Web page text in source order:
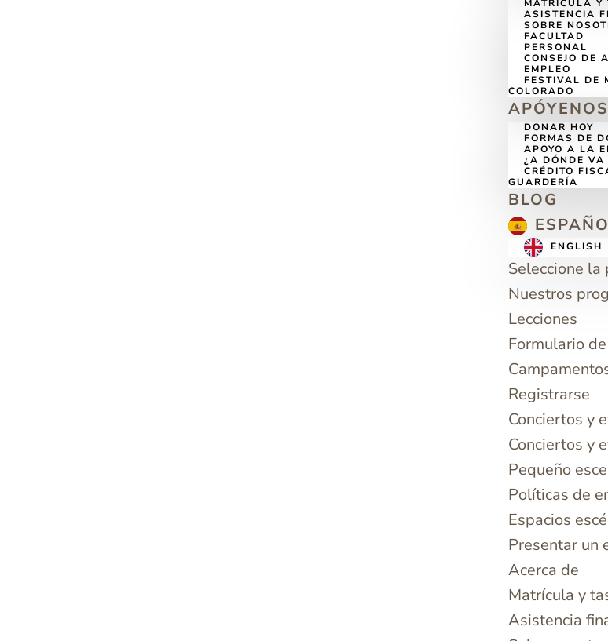
MATRÍCULA Y
ASISTENCIA
SOBRE
FACULTAD
PERSONAL
CONSEJO DE
EMPLEO
FESTIVAL DE
COLORADO
APÓYENOS
DONAR HOY
FORMAS DE
APOYO A LA
¿A DÓNDE VA
CRÉDITO
GUARDERÍA
BLOG
ENGLISH
Seleccione la
Nuestros
Lecciones
Formulario
Registrarse
Conciertos y
Conciertos y
Pequeño
Políticas de
Espacios
Presentar un
Acerca de
Matrícula y
Asistencia